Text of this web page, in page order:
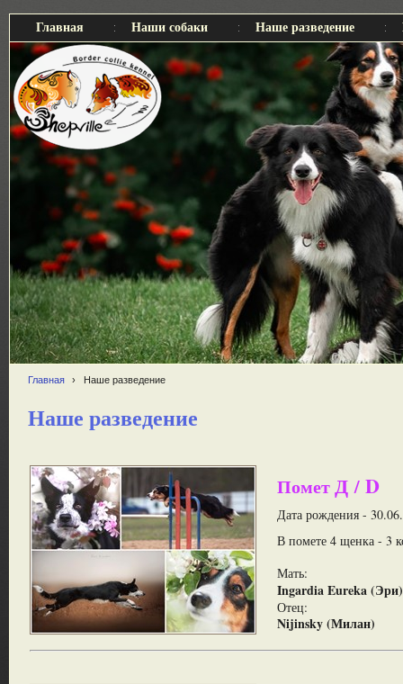
Главная Наши собаки Наше разведение
Главная › Наше разведение
Наше разведение
ПометД / D
Дата рождения -
В помете 4 щенка - 3
Мать:
Ingardia Eureka (Эри)
Отец:
Nijinsky (Милан)